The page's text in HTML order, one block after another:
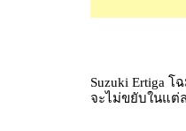
Suzuki Ertiga
จะไม่ขยับในแต่